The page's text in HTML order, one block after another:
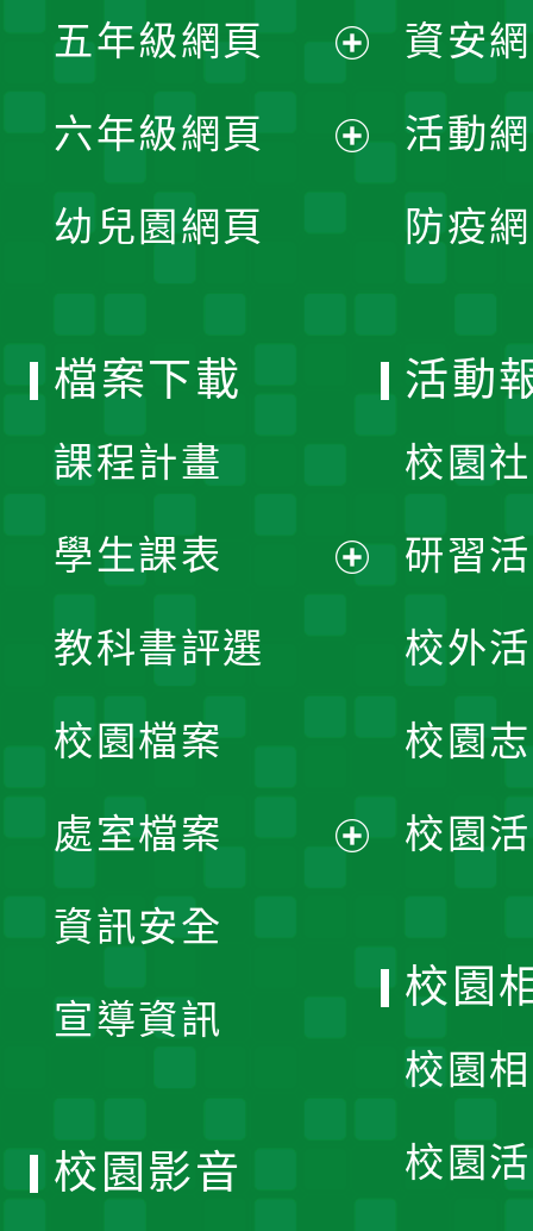
單
選
單
開
選
五年級網頁
開
六年級網頁
幼兒園網頁
資安
活動
防疫
檔案下載
課程計畫
學生課表
單
教科書評選
校園檔案
處室檔案
資訊安全
宣導資訊
活動
校園
研習
校外
校園
校園
校園
校園
校園
校園影音